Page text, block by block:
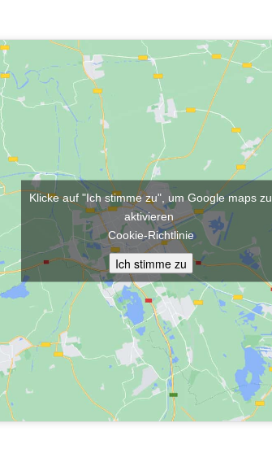
Klicke auf "Ich stimme zu", um Google maps zu
aktivieren
Cookie-Richtlinie
Ich stimme zu